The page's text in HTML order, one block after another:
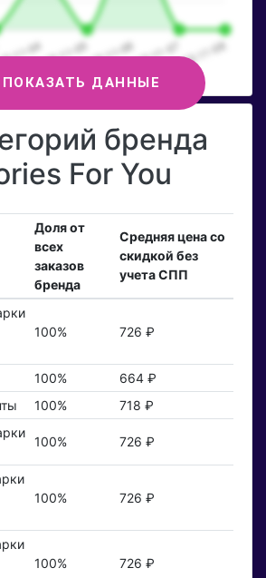
ПОКАЗАТЬ ДАННЫЕ
бренда
For You
Доля от
всех
заказов
бренда
Средняя цена со
скидкой без
учета СПП
100% 726 ₽
100%
664 ₽
100%
718 ₽
100% 726 ₽
100% 726 ₽
100% 726 ₽